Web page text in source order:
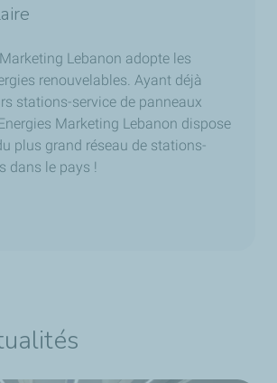
Lebanon adopte les
renouvelables. Ayant déjà
stations-service de panneaux
Marketing Lebanon dispose
plus grand réseau de stations-
dans le pays !